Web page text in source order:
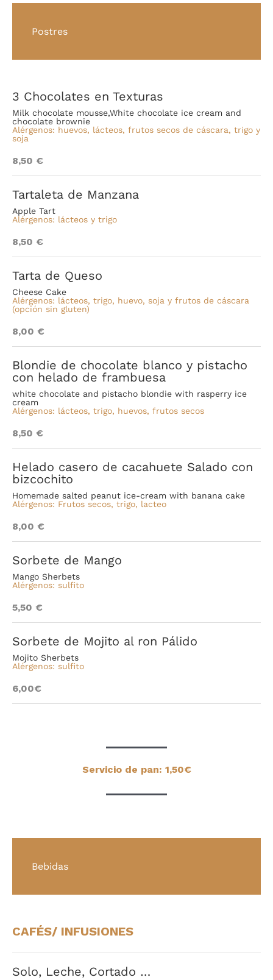
Postres
3 Chocolates en Texturas
Milk chocolate mousse,White chocolate ice cream and
chocolate brownie
Alérgenos: huevos, lácteos, frutos secos de cáscara, trigo y
soja
8,50 €
Tartaleta de Manzana
Apple Tart
Alérgenos: lácteos y trigo
8,50 €
Tarta de Queso
Cheese Cake
Alérgenos: lácteos, trigo, huevo, soja y frutos de cáscara
(opción sin gluten)
8,00 €
Blondie de chocolate blanco y pistacho
con helado de frambuesa
white chocolate and pistacho blondie with rasperry ice
cream
Alérgenos: lácteos, trigo, huevos, frutos secos
8,50 €
Helado casero de cacahuete Salado con
bizcochito
Homemade salted peanut ice-cream with banana cake
Alérgenos: Frutos secos, trigo, lacteo
8,00 €
Sorbete de Mango
Mango Sherbets
Alérgenos: sulfito
5,50 €
Sorbete de Mojito al ron Pálido
Mojito Sherbets
Alérgenos: sulfito
6,00€
Servicio de pan: 1,50€
Bebidas
CAFÉS/ INFUSIONES
Solo, Leche, Cortado …